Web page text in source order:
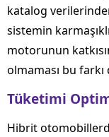
katalog
sistemin
motorunun
olmaması bu
Tüketimi
Hibrit